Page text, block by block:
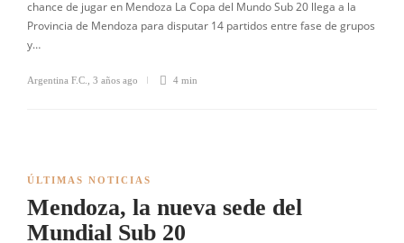
chance de jugar en Mendoza La Copa del Mundo Sub 20 llega a la
Provincia de Mendoza para disputar 14 partidos entre fase de grupos
y…
Argentina F.C. 3 años ago 4 min
ÚLTIMAS NOTICIAS
Mendoza, la nueva sede del
Mundial Sub 20